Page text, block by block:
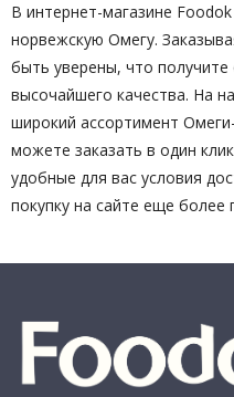
В интернет-магазине
норвежскую Омегу.
быть уверены, что получите
высочайшего качества. На
широкий ассортимент
можете заказать в один
удобные для вас условия
покупку на сайте еще более